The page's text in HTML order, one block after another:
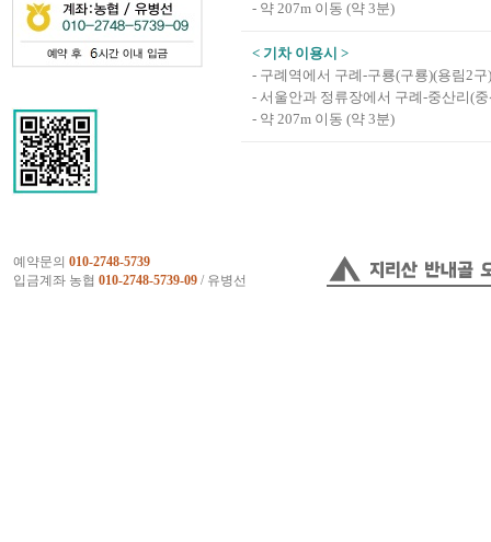
- 약 207m 이동 (약 3분)
< 기차 이용시 >
- 구례역에서 구례-구룡(구룡)(용림2
- 서울안과 정류장에서 구례-중산리(
- 약 207m 이동 (약 3분)
예약문의 010-2748-5739
입금계좌 농협 010-2748-5739-09 / 유병선